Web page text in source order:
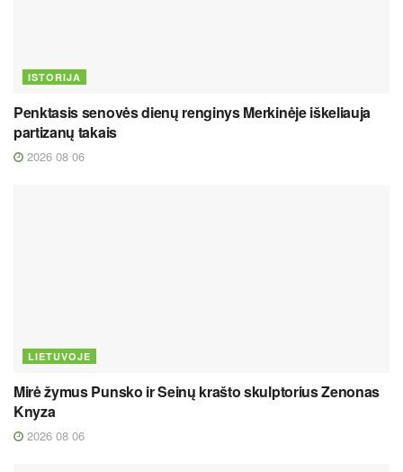
ISTORIJA
Penktasis senovės dienų renginys Merkinėje iškeliauja
partizanų takais
2026 08 06
LIETUVOJE
Mirė žymus Punsko ir Seinų krašto skulptorius Zenonas
Knyza
2026 08 06